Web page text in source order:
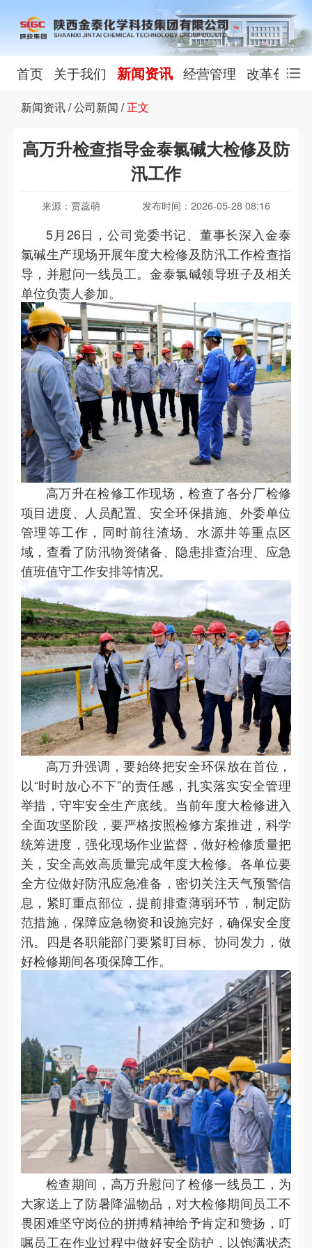
首页 关于我们 新闻资讯 经营管理 改革创新
新闻资讯/公司新闻 / 正文
高万升检查指导金泰氯碱大检修及防
汛工作
来源：贾蕊萌 发布时间：2026-05-28 08:16
5月26日，公司党委书记、董事长深入金泰
氯碱生产现场开展年度大检修及防汛工作检查指
导，并慰问一线员工。金泰氯碱领导班子及相关
单位负责人参加。
高万升在检修工作现场，检查了各分厂检修
项目进度、人员配置、安全环保措施、外委单位
管理等工作，同时前往渣场、水源井等重点区
域，查看了防汛物资储备、隐患排查治理、应急
值班值守工作安排等情况。
高万升强调，要始终把安全环保放在首位，
以“时时放心不下”的责任感，扎实落实安全管理
举措，守牢安全生产底线。当前年度大检修进入
全面攻坚阶段，要严格按照检修方案推进，科学
统筹进度，强化现场作业监督，做好检修质量把
关，安全高效高质量完成年度大检修。各单位要
全方位做好防汛应急准备，密切关注天气预警信
息，紧盯重点部位，提前排查薄弱环节，制定防
范措施，保障应急物资和设施完好，确保安全度
汛。四是各职能部门要紧盯目标、协同发力，做
好检修期间各项保障工作。
检查期间，高万升慰问了检修一线员工，为
大家送上了防暑降温物品，对大检修期间员工不
畏困难坚守岗位的拼搏精神给予肯定和赞扬，叮
嘱员工在作业过程中做好安全防护，以饱满状态